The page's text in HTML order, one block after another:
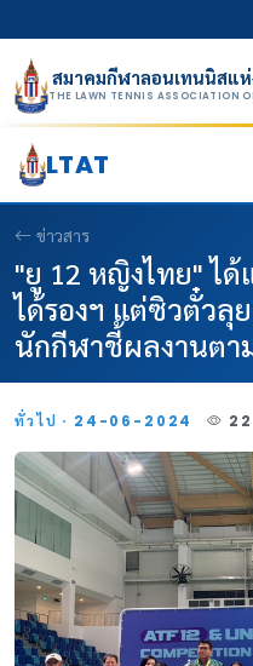
สมาคมกีฬาลอนเทนนิสแ
THE LAWN TENNIS ASSOCIATION
LTAT
ข่าวสาร
"ยู 12 หญิงไทย" ไ
ได้รองฯ แต่ซิวตั๋วลุ
นักกีฬาชี้ผลงานตา
ทั่วไป · 24-06-2024 22